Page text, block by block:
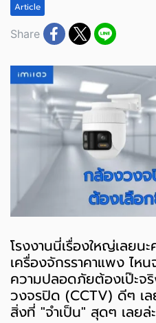
Article
Share
โรงงานนี่เรื่องใหญ่เลยน
เครื่องจักรราคาแพง ไห
ความปลอดภัยต้องเป๊ะจ
วงจรปิด (CCTV) ดีๆ เ
สิ่งที่ "จำเป็น" สุดๆ เลยล่